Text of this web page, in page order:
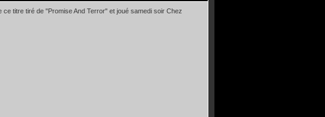
titre tiré de "Promise And Terror" et joué samedi soir Chez